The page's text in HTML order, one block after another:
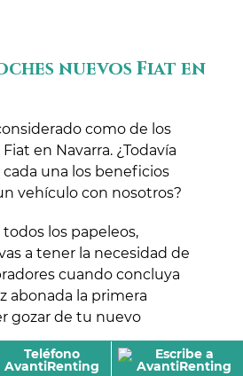
nuevos Fiat en
como de los
en Navarra. ¿Todavía
una los beneficios
vehículo con nosotros?
los papeleos,
a tener la necesidad de
cuando concluya
abonada la primera
gozar de tu nuevo